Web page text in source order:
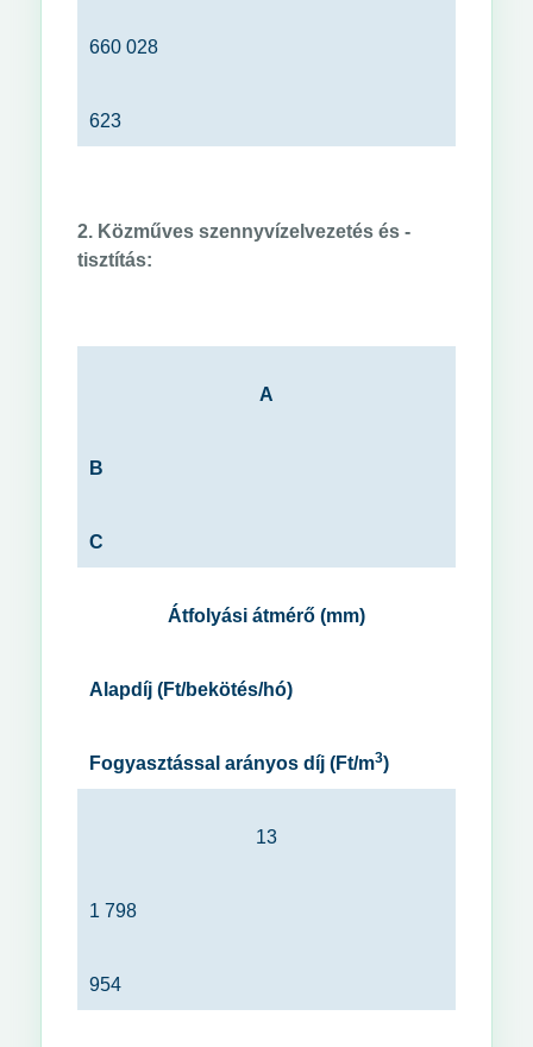
660 028
623
2. Közműves szennyvízelvezetés és -
tisztítás:
A
B
C
Átfolyási átmérő (mm)
Alapdíj (Ft/bekötés/hó)
Fogyasztással arányos díj (Ft/m3)
13
1 798
954